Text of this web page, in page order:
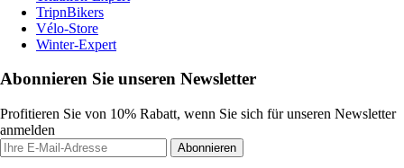
TripnBikers
Vélo-Store
Winter-Expert
Abonnieren Sie unseren Newsletter
Profitieren Sie von 10% Rabatt, wenn Sie sich für unseren Newsletter
anmelden
Abonnieren